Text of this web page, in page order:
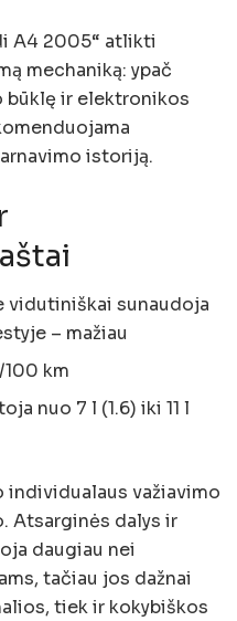
A4 2005“ atlikti
mechaniką: ypač
būklę ir elektronikos
istoriją.
vidutiniškai sunaudoja
– mažiau
km
nuo 7 l (1.6) iki 11 l
individualaus važiavimo
Atsarginės dalys ir
daugiau nei
tačiau jos dažnai
tiek ir kokybiškos